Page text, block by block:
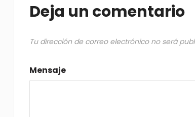
Deja un comentario
Tu dirección de correo electrónico no será
Mensaje